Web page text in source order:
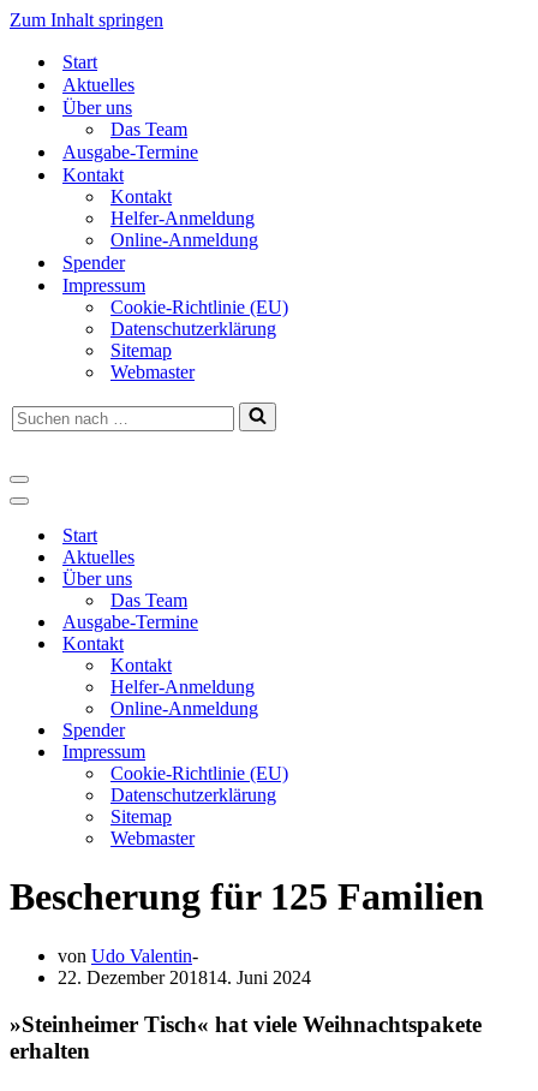
Zum Inhalt springen
Start
Aktuelles
Über uns
Das Team
Ausgabe-Termine
Kontakt
Kontakt
Helfer-Anmeldung
Online-Anmeldung
Spender
Impressum
Cookie-Richtlinie (EU)
Datenschutzerklärung
Sitemap
Webmaster
Suchen
nach …
Navigationsmenü
Navigationsmenü
Start
Aktuelles
Über uns
Das Team
Ausgabe-Termine
Kontakt
Kontakt
Helfer-Anmeldung
Online-Anmeldung
Spender
Impressum
Cookie-Richtlinie (EU)
Datenschutzerklärung
Sitemap
Webmaster
Bescherung für 125 Familien
von Udo Valentin
22. Dezember 201814. Juni 2024
»Steinheimer Tisch« hat viele Weihnachtspakete
erhalten